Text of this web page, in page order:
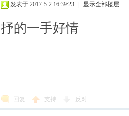
发表于 2017-5-2 16:39:23 显示全部楼层
抒的一手好情
回复 支持 反对